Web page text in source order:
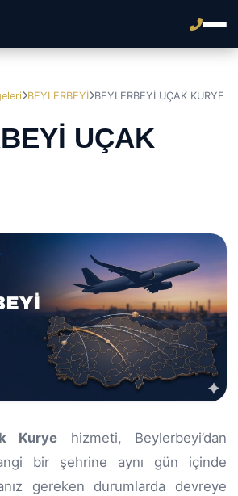
BEYLERBEYİ BEYLERBEYİ UÇAK KURYE
UÇAK
Kurye hizmeti, Beylerbeyi’dan
bir şehrine aynı gün içinde
gereken durumlarda devreye